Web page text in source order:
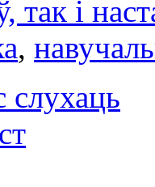
так і
,
слухаць